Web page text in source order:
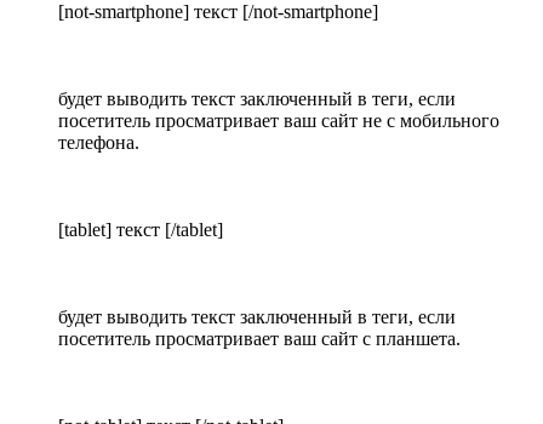
[not-smartphone] текст [/not-smartphone]
будет выводить текст заключенный в теги, если
посетитель просматривает ваш сайт не с мобильного
телефона.
[tablet] текст [/tablet]
будет выводить текст заключенный в теги, если
посетитель просматривает ваш сайт с планшета.